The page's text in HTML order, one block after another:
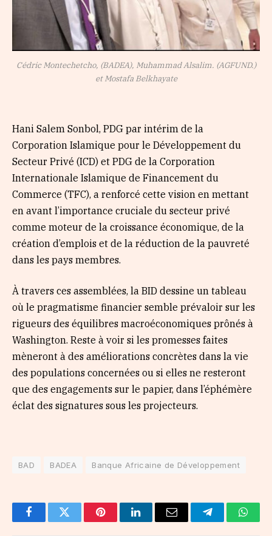
Cédric Montechetcho, (BADEA), Muhammad Alsalim. (AGFUND.)
et Mostafa Belkhayate
Hani Salem Sonbol, PDG par intérim de la
Corporation Islamique pour le Développement du
Secteur Privé (ICD) et PDG de la Corporation
Internationale Islamique de Financement du
Commerce (TFC), a renforcé cette vision en mettant
en avant l’importance cruciale du secteur privé
comme moteur de la croissance économique, de la
création d’emplois et de la réduction de la pauvreté
dans les pays membres.
À travers ces assemblées, la BID dessine un tableau
où le pragmatisme financier semble prévaloir sur les
rigueurs des équilibres macroéconomiques prônés à
Washington. Reste à voir si les promesses faites
mèneront à des améliorations concrètes dans la vie
des populations concernées ou si elles ne resteront
que des engagements sur le papier, dans l’éphémère
éclat des signatures sous les projecteurs.
BAD BADEA Banque Africaine de Développement
FacebookTwitter PinterestLinkedInEmail Telegram